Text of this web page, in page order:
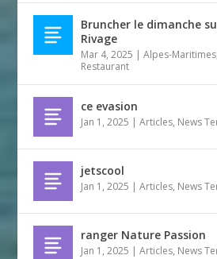
Bruncher le dimanche
Rivage
Mar 4, 2025 |Alpes-Maritimes
Restaurant
ce evasion
Jan 1, 2025 |Articles, News
jetscool
Jan 1, 2025 |Articles, News
ranger Nature Passion
Jan 1, 2025 |Articles, News